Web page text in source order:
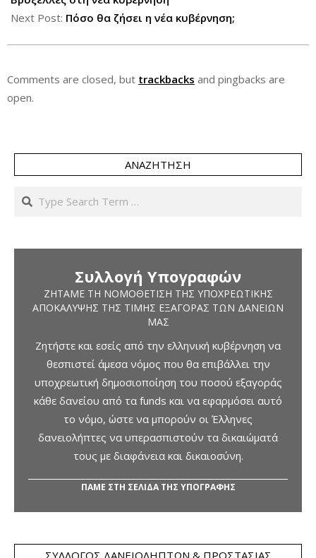
Next Post: Πόσο θα ζήσει η νέα κυβέρνηση;
Comments are closed, but trackbacks and pingbacks are
open.
ΑΝΑΖΉΤΗΣΗ
Search
Συλλογή Υπογραφών
ΖΗΤΆΜΕ ΤΗ ΝΟΜΟΘΈΤΙΣΗ ΤΗΣ ΥΠΟΧΡΕΩΤΙΚΉΣ
ΑΠΟΚΆΛΥΨΗΣ ΤΗΣ ΤΙΜΉΣ ΕΞΑΓΟΡΆΣ ΤΩΝ ΔΑΝΕΊΩΝ
ΜΑΣ
Ζητήστε και εσείς από την ελληνική κυβέρνηση να
θεσπιστεί άμεσα νόμος που θα επιβάλλει την
υποχρεωτική δημοσιοποίηση του ποσού εξαγοράς
κάθε δανείου από τα funds και να εφαρμόσει αυτό
το νόμο, ώστε να μπορούν οι Έλληνες
δανειολήπτες να υπερασπιστούν τα δικαιώματά
τους με διαφάνεια και δικαιοσύνη.
ΠΑΜΕ ΣΤΗ ΣΕΛΙΔΑ ΤΗΣ ΥΠΟΓΡΑΦΗΣ
ΣΎΛΛΟΓΟΣ ΔΑΝΕΙΟΛΗΠΤΏΝ & ΠΡΟΣΤΑΣΊΑΣ